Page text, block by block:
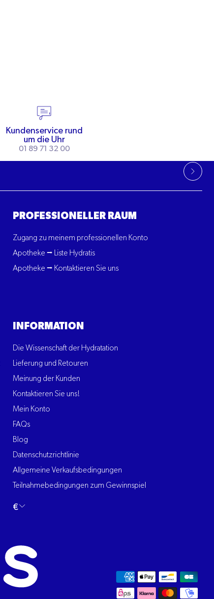
Kundenservice rund
um die Uhr
01 89 71 32 00
PROFESSIONELLER RAUM
Zugang zu meinem professionellen Konto
Apotheke ⭢ Liste Hydratis
Apotheke ⭢ Kontaktieren Sie uns
INFORMATION
Die Wissenschaft der Hydratation
Lieferung und Retouren
Meinung der Kunden
Kontaktieren Sie uns!
Mein Konto
FAQs
Blog
Datenschutzrichtlinie
Allgemeine Verkaufsbedingungen
Teilnahmebedingungen zum Gewinnspiel
Sprache
€